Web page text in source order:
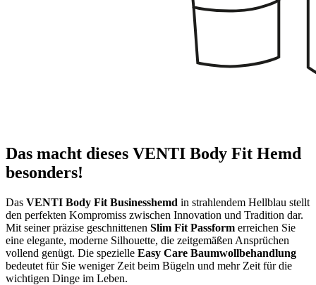
Das macht dieses VENTI Body Fit Hemd
besonders!
Das VENTI Body Fit Businesshemd in strahlendem Hellblau stellt
den perfekten Kompromiss zwischen Innovation und Tradition dar.
Mit seiner präzise geschnittenen Slim Fit Passform erreichen Sie
eine elegante, moderne Silhouette, die zeitgemäßen Ansprüchen
vollend genügt. Die spezielle Easy Care Baumwollbehandlung
bedeutet für Sie weniger Zeit beim Bügeln und mehr Zeit für die
wichtigen Dinge im Leben.